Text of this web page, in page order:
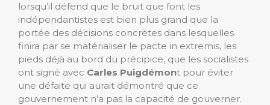
lorsqu’il défend que le bruit que font les
indépendantistes est bien plus grand que la
portée des décisions concrètes dans lesquelles
finira par se matérialiser le pacte in extremis, les
pieds déjà au bord du précipice, que les socialistes
ont signé avec Carles Puigdémont pour éviter
une défaite qui aurait démontré que ce
gouvernement n’a pas la capacité de gouverner.